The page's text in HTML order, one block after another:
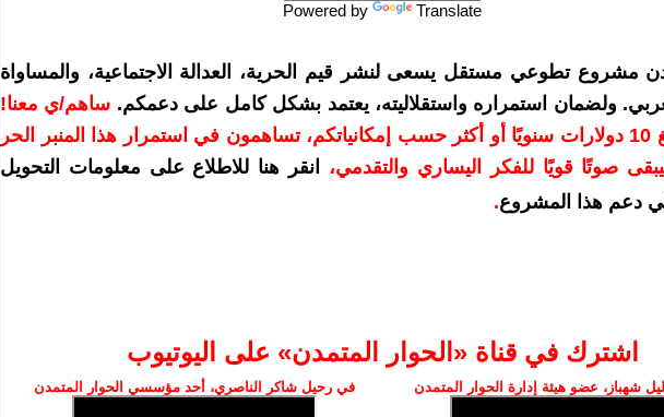
Powered by Translate
مشروع تطوعي مستقل يسعى لنشر قيم الحرية، العدالة الاجتماعية، والمساواة
ولضمان استمراره واستقلاليته، يعتمد بشكل كامل على دعمكم. ساهم/ي معنا!
بدعمكم بمبلغ 10 دولارات سنويًا أو أكثر حسب إمكانياتكم، تساهمون في استمرار هذا المنبر الحر
صوتًا قويًا للفكر اليساري والتقدمي،
انقر هنا للاطلاع على معلومات التحويل
دعم هذا المشروع.
اشترك في قناة ‫«الحوار المتمدن» على اليوتيوب
شهباز، عضو هيئة إدارة الحوار المتمدن في رحيل شاكر الناصري، أحد مؤسسي الحوار المتمدن